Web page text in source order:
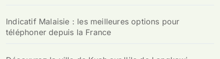
Indicatif Malaisie : les meilleures options pour
téléphoner depuis la France